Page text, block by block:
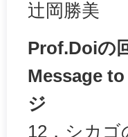
辻岡勝美
Prof.Doiの
Message
ジ
12．シカ